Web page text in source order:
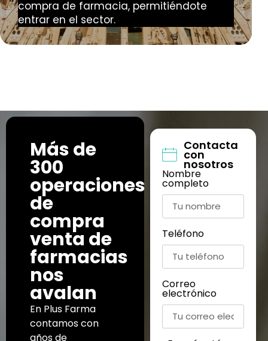
compra de farmacia, permitiéndote
entrar en el sector.
Más de
300
operaciones
de
compra
venta de
farmacias
nos
avalan
En Plus Farma
contamos con
años de
Contacta
con
nosotros
Nombre
completo
Teléfono
Correo
electrónico